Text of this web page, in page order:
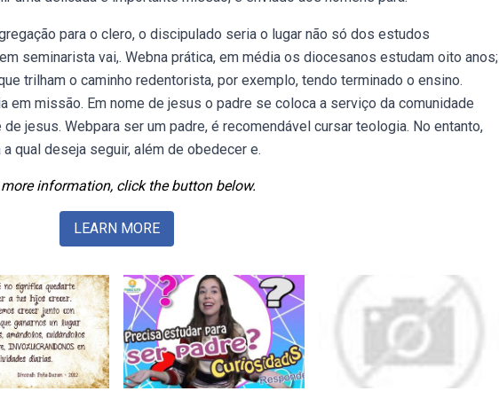
para o clero, o discipulado seria o lugar não só dos estudos
seminarista vai,. Webna prática, em média os diocesanos estudam oito anos;
trilham o caminho redentorista, por exemplo, tendo terminado o ensino.
em missão. Em nome de jesus o padre se coloca a serviço da comunidade
jesus. Webpara ser um padre, é recomendável cursar teologia. No entanto,
qual deseja seguir, além de obedecer e.
information, click the button below.
LEARN MORE